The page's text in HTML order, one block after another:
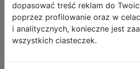
Good Loot The Witcher
Geralt & Ciri (1000
dopasować treść reklam do
poprzez profilowanie oraz w
i analitycznych, konieczne jest
wszystkich ciasteczek.